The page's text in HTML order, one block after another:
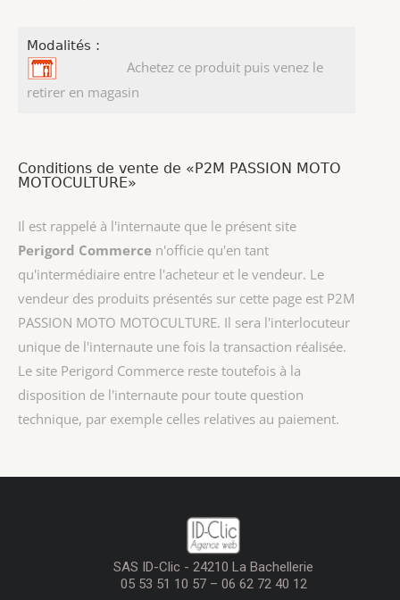
Modalités :
Achetez ce produit puis venez le
retirer en magasin
Conditions de vente de «P2M PASSION MOTO
MOTOCULTURE»
Il est rappelé à l'internaute que le présent site
Perigord Commerce n'officie qu'en tant
qu'intermédiaire entre l'acheteur et le vendeur. Le
vendeur des produits présentés sur cette page est P2M
PASSION MOTO MOTOCULTURE. Il sera l'interlocuteur
unique de l'internaute une fois la transaction réalisée.
Le site Perigord Commerce reste toutefois à la
disposition de l'internaute pour toute question
technique, par exemple celles relatives au paiement.
SAS ID-Clic - 24210 La Bachellerie
05 53 51 10 57 – 06 62 72 40 12